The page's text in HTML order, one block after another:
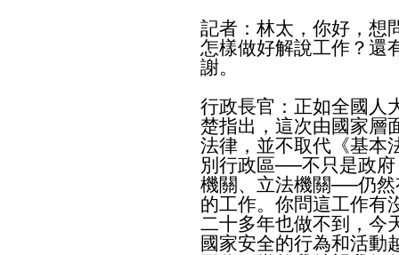
記者：林太，你好，想
怎樣做好解說工作？還
謝。
行政長官：正如全國人
楚指出，這次由國家層
法律，並不取代《基本
別行政區──不只是政
機關、立法機關──仍
的工作。你問這工作有
二十多年也做不到，今
國家安全的行為和活動